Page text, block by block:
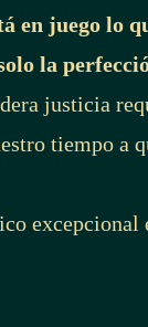
en juego lo
la
justicia
tiempo a
excepcional